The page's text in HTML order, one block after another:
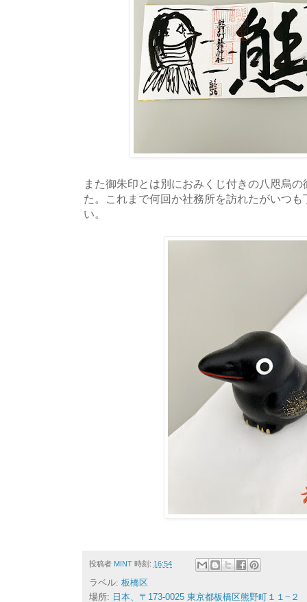
また御朱印とは別におみくじ付きの八咫烏
た。これまで何回か社務所を訪れたがいつ
い。
投稿者 MINT 時刻: 16:54
ラベル: 板橋区
場所: 日本、〒173-0025 東京都板橋区熊野町１１−２